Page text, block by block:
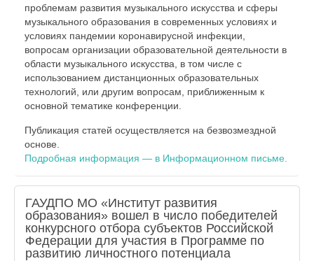
проблемам развития музыкального искусства и сферы
музыкального образования в современных условиях и
условиях пандемии коронавирусной инфекции,
вопросам организации образовательной деятельности в
области музыкального искусства, в том числе с
использованием дистанционных образовательных
технологий, или другим вопросам, приближенным к
основной тематике конференции.
Публикация статей осуществляется на безвозмездной
основе.
Подробная информация — в Информационном письме.
ГАУДПО МО «Институт развития
образования» вошел в число победителей
конкурсного отбора субъектов Российской
Федерации для участия в Программе по
развитию личностного потенциала